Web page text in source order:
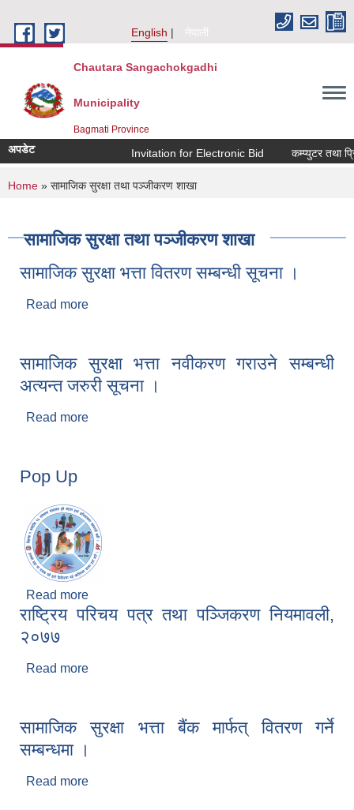
English
नेपाली
Chautara Sangachokgadhi
Municipality
Bagmati Province
अपडेट Invitation for Electronic Bid कम्प्युटर तथा
You are here
Home » सामाजिक सुरक्षा तथा पञ्जीकरण शाखा
सामाजिक सुरक्षा तथा पञ्जीकरण शाखा
सामाजिक सुरक्षा भत्ता वितरण सम्बन्धी सूचना ।
Read more
सामाजिक सुरक्षा भत्ता नवीकरण गराउने सम्बन्धी
अत्यन्त जरुरी सूचना ।
Read more
Pop Up
Read more
राष्ट्रिय परिचय पत्र तथा पञ्जिकरण नियमावली,
२०७७
Read more
सामाजिक सुरक्षा भत्ता बैंक मार्फत् वितरण गर्ने
सम्बन्धमा ।
Read more